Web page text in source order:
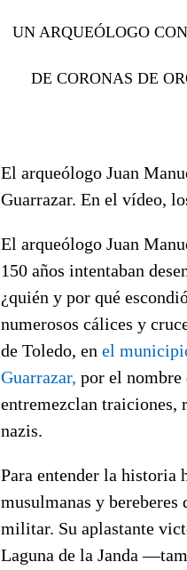
UN ARQUEÓLOGO
DE CORONAS DE
El arqueólogo Juan
Guarrazar. En el vídeo,
El arqueólogo Juan
150 años intentaban
¿quién y por qué
numerosos cálices y
de Toledo, en el
Guarrazar, por el nombre
entremezclan traiciones,
nazis.
Para entender la historia
musulmanas y
militar. Su aplastante
Laguna de la Janda